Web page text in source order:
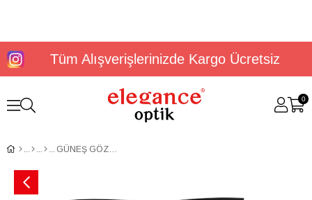
Tüm Alışverişlerinizde Kargo Ücretsiz
0
GÜNEŞ GÖZLÜĞÜ ROBERTO CAVALLI SRC002M540700